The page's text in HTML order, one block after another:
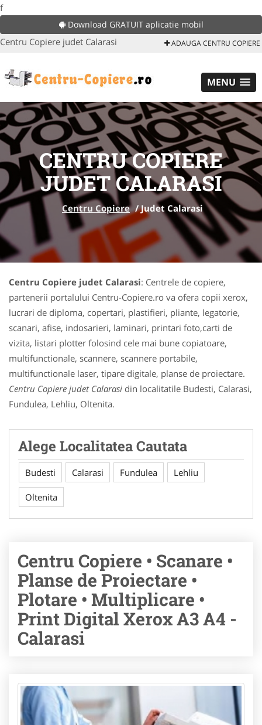
f
Download GRATUIT aplicatie mobil
Centru Copiere judet Calarasi ADAUGA CENTRU COPIERE
MENU
CENTRU COPIERE
JUDET CALARASI
Centru Copiere /Judet Calarasi
Centru Copiere judet Calarasi: Centrele de copiere,
partenerii portalului Centru-Copiere.ro va ofera copii xerox,
lucrari de diploma, copertari, plastifieri, pliante, legatorie,
scanari, afise, indosarieri, laminari, printari foto,carti de
vizita, listari plotter folosind cele mai bune copiatoare,
multifunctionale, scannere, scannere portabile,
multifunctionale laser, tipare digitale, planse de proiectare.
Centru Copiere judet Calarasi din localitatile Budesti, Calarasi,
Fundulea, Lehliu, Oltenita.
Alege Localitatea Cautata
Budesti Calarasi Fundulea Lehliu
Oltenita
Centru Copiere • Scanare •
Planse de Proiectare •
Plotare • Multiplicare •
Print Digital Xerox A3 A4 -
Calarasi